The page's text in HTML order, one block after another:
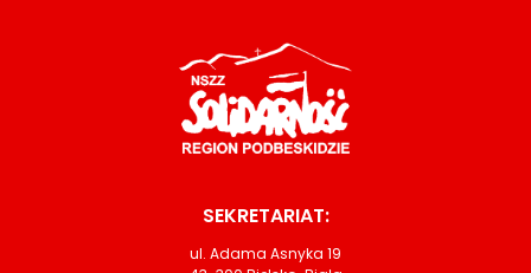
SEKRETARIAT:
ul. Adama Asnyka 19